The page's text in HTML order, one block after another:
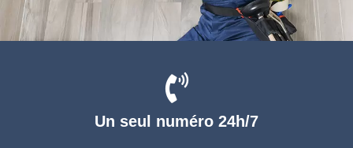
Un seul numéro 24h/7